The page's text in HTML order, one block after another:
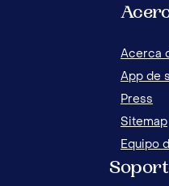
SIESTAS POR EDAD:
Acerca
App de
Press
Sitemap
Equipo